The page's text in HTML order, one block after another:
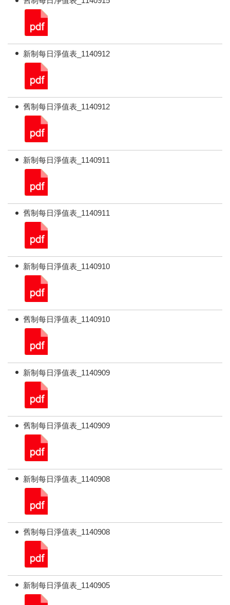
新制每日淨值表_1140912
舊制每日淨值表_1140912
新制每日淨值表_1140911
舊制每日淨值表_1140911
新制每日淨值表_1140910
舊制每日淨值表_1140910
新制每日淨值表_1140909
舊制每日淨值表_1140909
新制每日淨值表_1140908
舊制每日淨值表_1140908
新制每日淨值表_1140905